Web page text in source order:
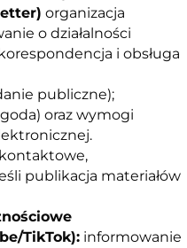
organizacja
o działalności
i obsługa
publiczne);
oraz wymogi
publikacja materiałów
TikTok): informowanie